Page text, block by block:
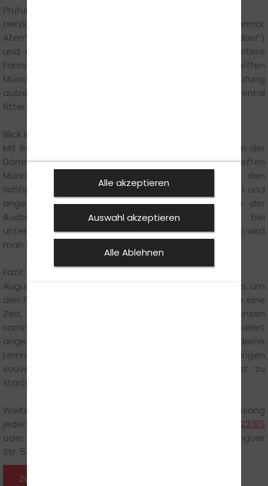
Prüfungsangst? So klappt’s mit der Gelassenheit
Herzklopfen vor der Fahrprüfung ist völlig normal.
Atemübungen, positive Visualisierung („Ich schaffe das!“)
und die Sichtweise, dass es sich nur um eine weitere
Fahrstunde handelt, helfen, den Druck zu senken. Steffen
Münchgesang rät:"Wer in den Tagen vor der Prüfung
ausreichend schläft und ausgewogen isst, ist mental
fitter."
Blick in den Herbst: Neue Herausforderungen
Mit Beginn der dunkleren Jahreszeit rücken Fahrten in der
Dämmerung und bei Nebel stärker in den Fokus. Steffen
Münchgesang sagt:"Prüfer achten besonders auf den
richtigen Einsatz von Licht, vorausschauendes Fahren und
angepasste Geschwindigkeit." Wer jetzt noch in der
Ausbildung steckt, sollte gezielt Fahrstunden bei
unterschiedlichen Wetterbedingungen einplanen – so wird
man zum Allwetter-Fahrer.
Fazit:
August und September sind nicht nur ideale Monate, um
den Führerschein in Angriff zu nehmen, sondern auch eine
Zeit, in der Fahrschüler wertvolle Zusatzkompetenzen
sammeln können. Wer Theorie und Praxis strukturiert
angeht, den Wetterwechsel im Blick behält und moderne
Lernmethoden nutzt, hat beste Chancen, Prüfungen
souverän zu meistern – und sicher in den Herbst zu
starten.
Weitere Hinweise zum Thema gibt Steffen Münchgesang
jederzeit gern persönlich unter der Durchwahl
0523123315
oder direkt in der Fahrschule: Steffens Fahrschule, Lemgoer
Str. 53, 32756 Detmold.
Zurück zu den News
Alle akzeptieren
Auswahl akzeptieren
Alle Ablehnen